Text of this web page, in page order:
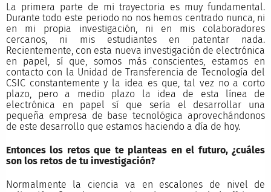
La primera parte de mi trayectoria es muy fundamental.
Durante todo este periodo no nos hemos centrado nunca, ni
en mi propia investigación, ni en mis colaboradores
cercanos, ni mis estudiantes en patentar nada.
Recientemente, con esta nueva investigación de electrónica
en papel, sí que, somos más conscientes, estamos en
contacto con la Unidad de Transferencia de Tecnología del
CSIC constantemente y la idea es que, tal vez no a corto
plazo, pero a medio plazo la idea de esta línea de
electrónica en papel sí que sería el desarrollar una
pequeña empresa de base tecnológica aprovechándonos
de este desarrollo que estamos haciendo a día de hoy.
Entonces los retos que te planteas en el futuro, ¿cuáles
son los retos de tu investigación?
Normalmente la ciencia va en escalones de nivel de